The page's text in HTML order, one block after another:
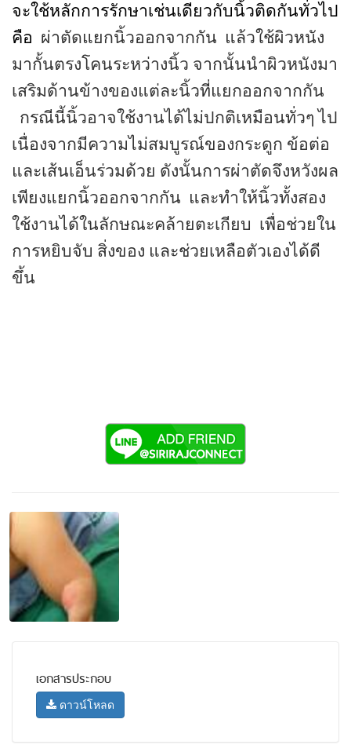
จะใช้หลักการรักษาเช่นเดียวกับนิ้วติดกันทั่วไป
คือ ผ่าตัดแยกนิ้วออกจากกัน แล้วใช้ผิวหนัง
มากั้นตรงโคนระหว่างนิ้ว จากนั้นนำผิวหนังมา
เสริมด้านข้างของแต่ละนิ้วที่แยกออกจากกัน
กรณีนี้นิ้วอาจใช้งานได้ไม่ปกติเหมือนทั่วๆ ไป
เนื่องจากมีความไม่สมบูรณ์ของกระดูก ข้อต่อ
และเส้นเอ็นร่วมด้วย ดังนั้นการผ่าตัดจึงหวังผล
เพียงแยกนิ้วออกจากกัน และทำให้นิ้วทั้งสอง
ใช้งานได้ในลักษณะคล้ายตะเกียบ เพื่อช่วยใน
การหยิบจับ สิ่งของ และช่วยเหลือตัวเองได้ดี
ขึ้น
เอกสารประกอบ
ดาวน์โหลด